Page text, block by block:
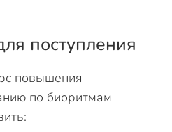
поступления
повышения
по биоритмам